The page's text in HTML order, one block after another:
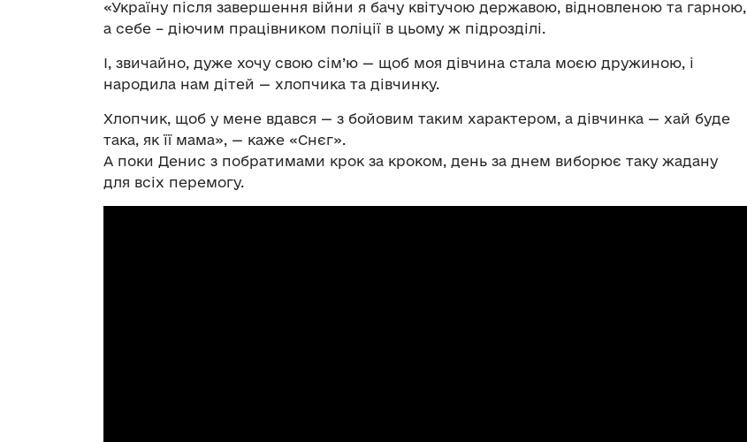
«Україну після завершення війни я бачу квітучою державою, відновленою та гарною,
а себе – діючим працівником поліції в цьому ж підрозділі.
І, звичайно, дуже хочу свою сім’ю — щоб моя дівчина стала моєю дружиною, і
народила нам дітей — хлопчика та дівчинку.
Хлопчик, щоб у мене вдався — з бойовим таким характером, а дівчинка — хай буде
така, як її мама», — каже «Снєг».
А поки Денис з побратимами крок за кроком, день за днем виборює таку жадану
для всіх перемогу.